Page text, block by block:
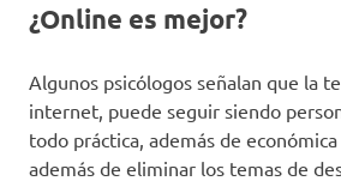
¿Online es mejor?
Algunos psicólogos señalan que la
internet, puede seguir siendo
todo práctica, además de
además de eliminar los temas de